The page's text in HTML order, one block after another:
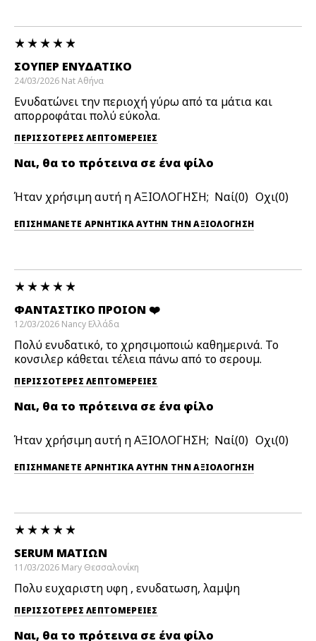
ΣΟΎΠΕΡ ΕΝΥΔΑΤΙΚΌ
24/03/2026 NatΑθήνα
Ενυδατώνει την περιοχή γύρω από τα μάτια και
απορροφάται πολύ εύκολα.
ΠΕΡΙΣΣΌΤΕΡΕΣ ΛΕΠΤΟΜΈΡΕΙΕΣ
Ναι, θα το πρότεινα σε ένα φίλο
Ήταν χρήσιμη αυτή η ΑΞΙΟΛΟΓΗΣΗ; 0 0
ΕΠΙΣΗΜΆΝΕΤΕ ΑΡΝΗΤΙΚΆ ΑΥΤΉΝ ΤΗΝ ΑΞΙΟΛΟΓΗΣΗ
ΦΑΝΤΑΣΤΙΚΟ ΠΡΟΙΟΝ ❤️
12/03/2026 Nancy Ελλάδα
Πολύ ενυδατικό, το χρησιμοποιώ καθημερινά. Το
κονσιλερ κάθεται τέλεια πάνω από το σερουμ.
ΠΕΡΙΣΣΌΤΕΡΕΣ ΛΕΠΤΟΜΈΡΕΙΕΣ
Ναι, θα το πρότεινα σε ένα φίλο
Ήταν χρήσιμη αυτή η ΑΞΙΟΛΟΓΗΣΗ; 0 0
ΕΠΙΣΗΜΆΝΕΤΕ ΑΡΝΗΤΙΚΆ ΑΥΤΉΝ ΤΗΝ ΑΞΙΟΛΟΓΗΣΗ
SERUM ΜΑΤΙΩΝ
11/03/2026 Mary Θεσσαλονίκη
Πολυ ευχαριστη υφη , ενυδατωση, λαμψη
ΠΕΡΙΣΣΌΤΕΡΕΣ ΛΕΠΤΟΜΈΡΕΙΕΣ
Ναι, θα το πρότεινα σε ένα φίλο